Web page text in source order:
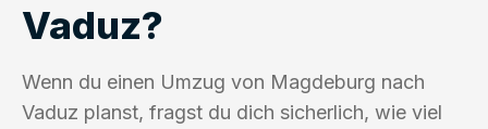
Vaduz?
Wenn du einen Umzug von Magdeburg nach
Vaduz planst, fragst du dich sicherlich, wie viel